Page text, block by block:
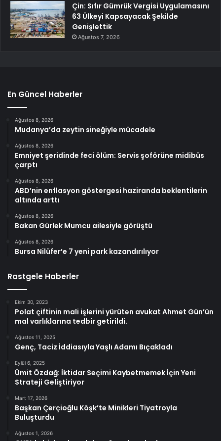
Çin: Sıfır Gümrük Vergisi Uygulamasını
63 Ülkeyi Kapsayacak Şekilde
Genişlettik
Ağustos 7, 2026
En Güncel Haberler
Ağustos 8, 2026
Mudanya’da zeytin sineğiyle mücadele
Ağustos 8, 2026
Emniyet şeridinde feci ölüm: Servis şoförüne midibüs
çarptı
Ağustos 8, 2026
ABD’nin enflasyon göstergesi haziranda beklentilerin
altında arttı
Ağustos 8, 2026
Bakan Gürlek Mumcu ailesiyle görüştü
Ağustos 8, 2026
Bursa Nilüfer’e 7 yeni park kazandırılıyor
Rastgele Haberler
Ekim 30, 2023
Polat çiftinin mali işlerini yürüten avukat Ahmet Gün’ün
mal varlıklarına tedbir getirildi.
Ağustos 11, 2025
Genç, Taciz İddiasıyla Yaşlı Adamı Bıçakladı
Eylül 6, 2025
Ümit Özdağ: İktidar Seçimi Kaybetmemek İçin Yeni
Strateji Geliştiriyor
Mart 17, 2026
Başkan Çerçioğlu Köşk’te Minikleri Tiyatroyla
Buluşturdu
Ağustos 1, 2026